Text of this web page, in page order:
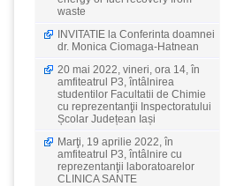
waste
INVITATIE la Conferinta doamnei
dr. Monica Ciomaga-Hatnean
20 mai 2022, vineri, ora 14, în
amfiteatrul P3, întâlnirea
studentilor Facultatii de Chimie
cu reprezentanţii Inspectoratului
Școlar Județean Iași
Marţi, 19 aprilie 2022, în
amfiteatrul P3, întâlnire cu
reprezentanţii laboratoarelor
CLINICA SANTE